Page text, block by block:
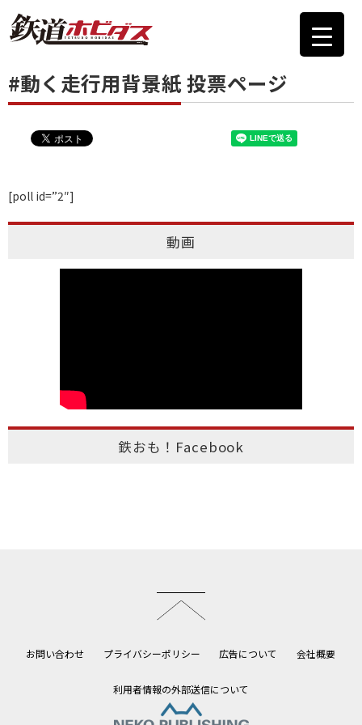
#動く走行用背景紙 投票ページ
[poll id=”2″]
動画
鉄おも！Facebook
お問い合わせ プライバシーポリシー 広告について 会社概要
利用者情報の外部送信について